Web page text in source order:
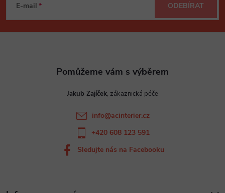
p
E-mail ODEBÍRAT
Jakub Zajíček
info@acinterier.cz
+420 608 123 591
Sledujte nás na Facebooku